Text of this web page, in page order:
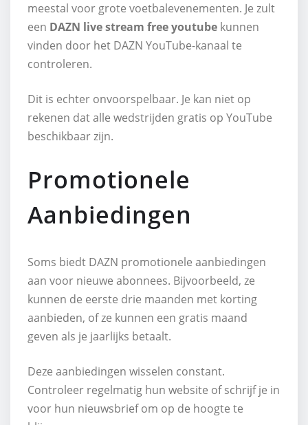
meestal voor grote voetbalevenementen. Je zult
een DAZN live stream free youtube kunnen
vinden door het DAZN YouTube-kanaal te
controleren.
Dit is echter onvoorspelbaar. Je kan niet op
rekenen dat alle wedstrijden gratis op YouTube
beschikbaar zijn.
Promotionele
Aanbiedingen
Soms biedt DAZN promotionele aanbiedingen
aan voor nieuwe abonnees. Bijvoorbeeld, ze
kunnen de eerste drie maanden met korting
aanbieden, of ze kunnen een gratis maand
geven als je jaarlijks betaalt.
Deze aanbiedingen wisselen constant.
Controleer regelmatig hun website of schrijf je in
voor hun nieuwsbrief om op de hoogte te